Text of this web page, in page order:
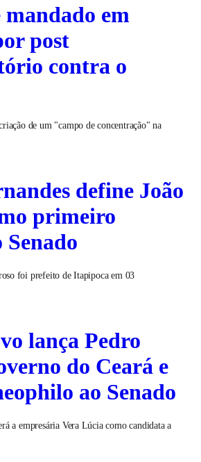
em
post
contra o
de um "campo de concentração" na
define João
primeiro
Senado
foi prefeito de Itapipoca em 03
lança Pedro
do Ceará e
ao Senado
a empresária Vera Lúcia como candidata a